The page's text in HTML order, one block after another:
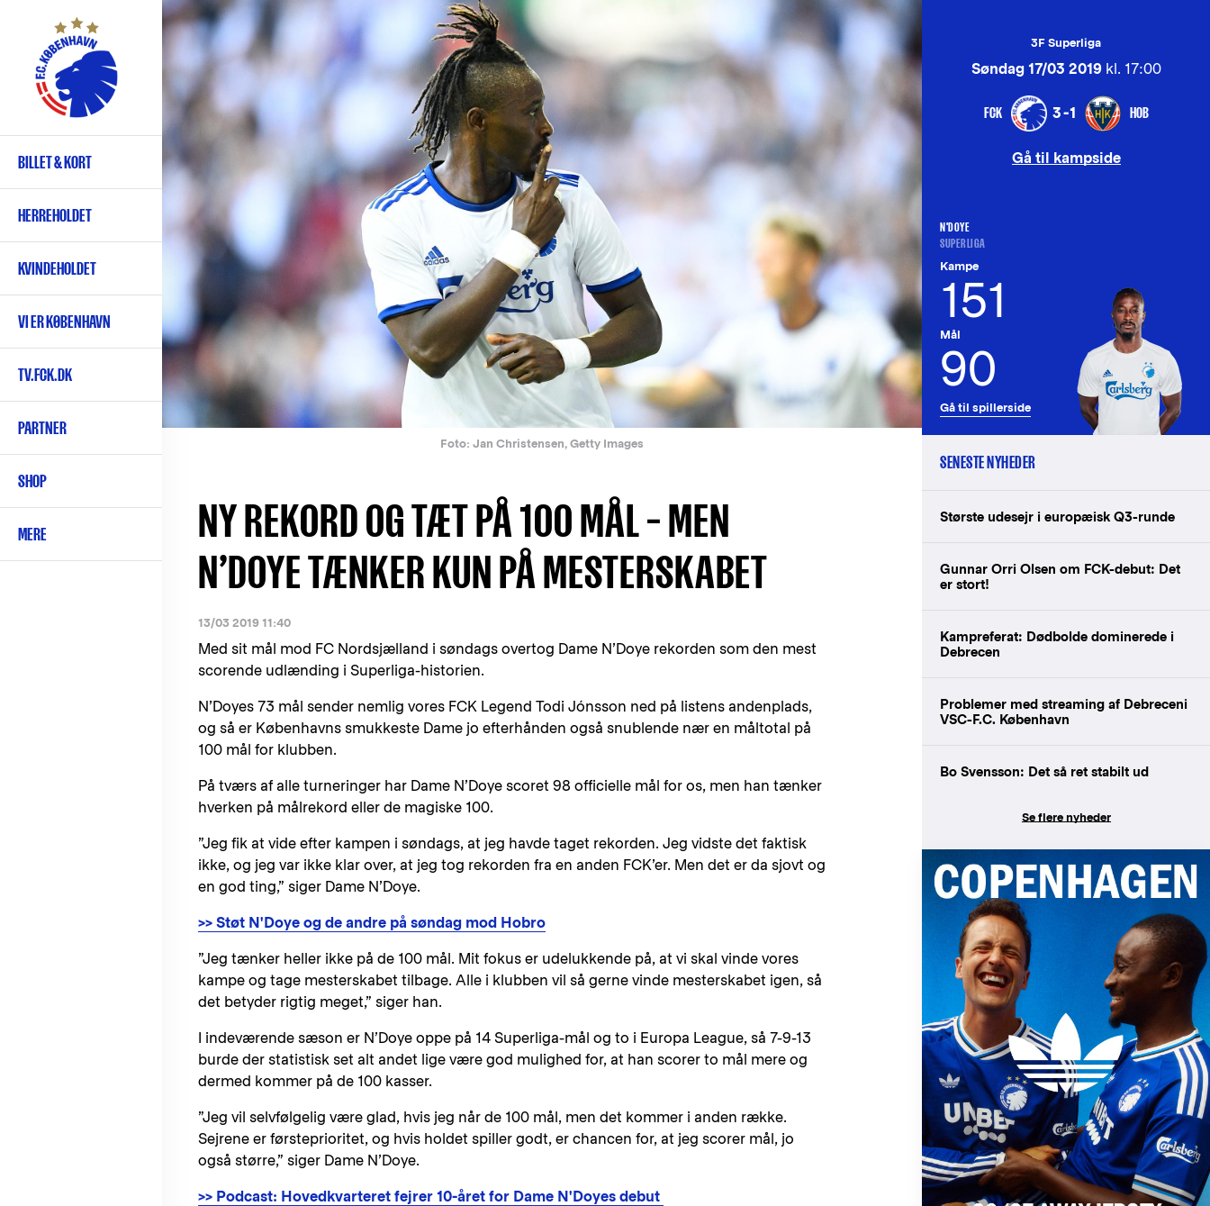
hovedindhold
Primær
navigation
BILLET & KORT
HERREHOLDET
KVINDEHOLDET
VI ER KØBENHAVN
TV.FCK.DK
PARTNER
SHOP
MERE
Foto: Jan Christensen, Getty Images
NY REKORD OG TÆT PÅ 100 MÅL – MEN
N’DOYE TÆNKER KUN PÅ MESTERSKABET
13/03 2019 11:40
Med sit mål mod FC Nordsjælland i søndags overtog Dame N’Doye rekorden som den mest
scorende udlænding i Superliga-historien.
N’Doyes 73 mål sender nemlig vores FCK Legend Todi Jónsson ned på listens andenplads,
og så er Københavns smukkeste Dame jo efterhånden også snublende nær en måltotal på
100 mål for klubben.
På tværs af alle turneringer har Dame N’Doye scoret 98 officielle mål for os, men han tænker
hverken på målrekord eller de magiske 100.
”Jeg fik at vide efter kampen i søndags, at jeg havde taget rekorden. Jeg vidste det faktisk
ikke, og jeg var ikke klar over, at jeg tog rekorden fra en anden FCK’er. Men det er da sjovt og
en god ting,” siger Dame N’Doye.
>> Støt N'Doye og de andre på søndag mod Hobro
”Jeg tænker heller ikke på de 100 mål. Mit fokus er udelukkende på, at vi skal vinde vores
kampe og tage mesterskabet tilbage. Alle i klubben vil så gerne vinde mesterskabet igen, så
det betyder rigtig meget,” siger han.
I indeværende sæson er N’Doye oppe på 14 Superliga-mål og to i Europa League, så 7-9-13
burde der statistisk set alt andet lige være god mulighed for, at han scorer to mål mere og
dermed kommer på de 100 kasser.
”Jeg vil selvfølgelig være glad, hvis jeg når de 100 mål, men det kommer i anden række.
Sejrene er førsteprioritet, og hvis holdet spiller godt, er chancen for, at jeg scorer mål, jo
også større,” siger Dame N’Doye.
>> Podcast: Hovedkvarteret fejrer 10-året for Dame N'Doyes debut
3F Superliga
Søndag 17/03 2019kl. 17:00
FCK 3-1 HOB
Gå til kampside
N'DOYE
SUPERLIGA
Kampe
151
Mål
90
Gå til spillerside
SENESTE NYHEDER
Største udesejr i europæisk Q3-runde
Gunnar Orri Olsen om FCK-debut: Det
er stort!
Kampreferat: Dødbolde dominerede i
Debrecen
Problemer med streaming af Debreceni
VSC-F.C. København
Bo Svensson: Det så ret stabilt ud
Se flere nyheder